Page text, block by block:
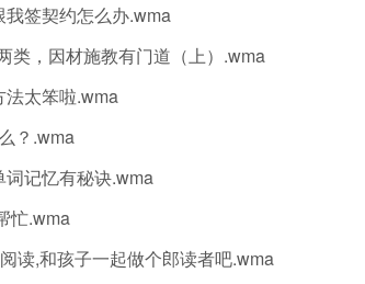
我签契约怎么办.wma
类，因材施教有门道（上）.wma
法太笨啦.wma
？.wma
记忆有秘诀.wma
忙.wma
读,和孩子一起做个郎读者吧.wma